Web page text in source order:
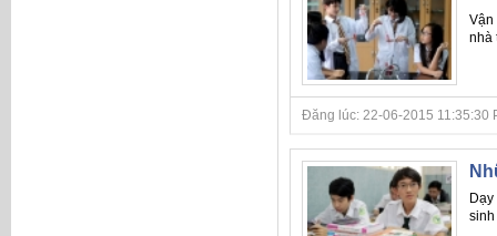
Vận
nhà
Đăng lúc: 22-06-2015 11:35:30
sinh